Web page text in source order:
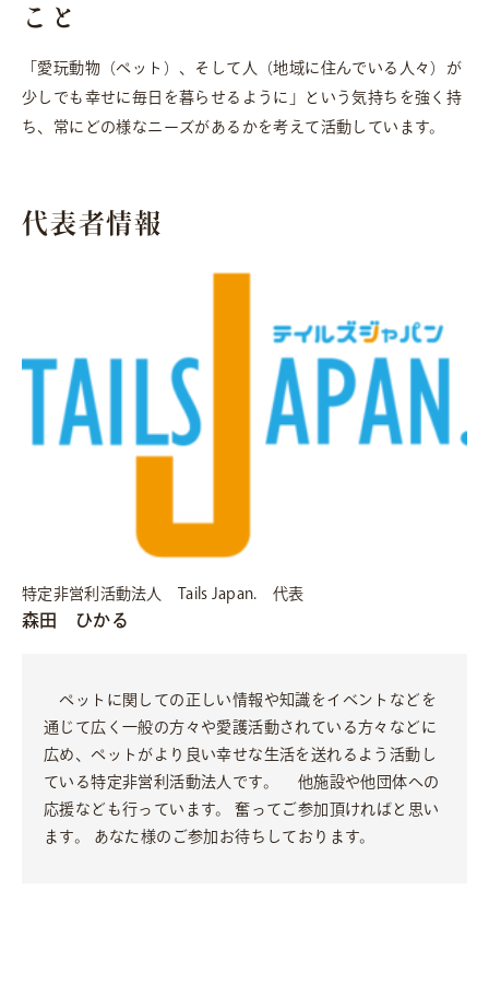
こと
「愛玩動物（ペット）、そして人（地域に住んでいる人々）が
少しでも幸せに毎日を暮らせるように」という気持ちを強く持
ち、常にどの様なニーズがあるかを考えて活動しています。
代表者情報
特定非営利活動法人 Tails Japan. 代表
森田 ひかる
ペットに関しての正しい情報や知識をイベントなどを
通じて広く一般の方々や愛護活動されている方々などに
広め、ペットがより良い幸せな生活を送れるよう活動し
ている特定非営利活動法人です。 他施設や他団体への
応援なども行っています。 奮ってご参加頂ければと思い
ます。 あなた様のご参加お待ちしております。